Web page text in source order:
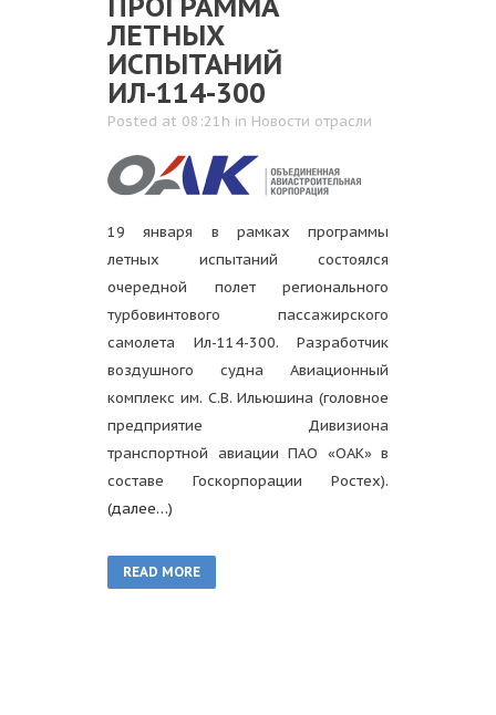
ЛЕТНЫХ
ИСПЫТАНИЙ
ИЛ-114-300
Posted at 08:21h in Новости отрасли
19 января в рамках программы
летных испытаний состоялся
очередной полет регионального
турбовинтового пассажирского
самолета Ил-114-300. Разработчик
воздушного судна Авиационный
комплекс им. С.В. Ильюшина (головное
предприятие Дивизиона
транспортной авиации ПАО «ОАК» в
составе Госкорпорации Ростех).
(далее…)
READ MORE